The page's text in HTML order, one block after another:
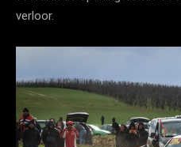
verloor.